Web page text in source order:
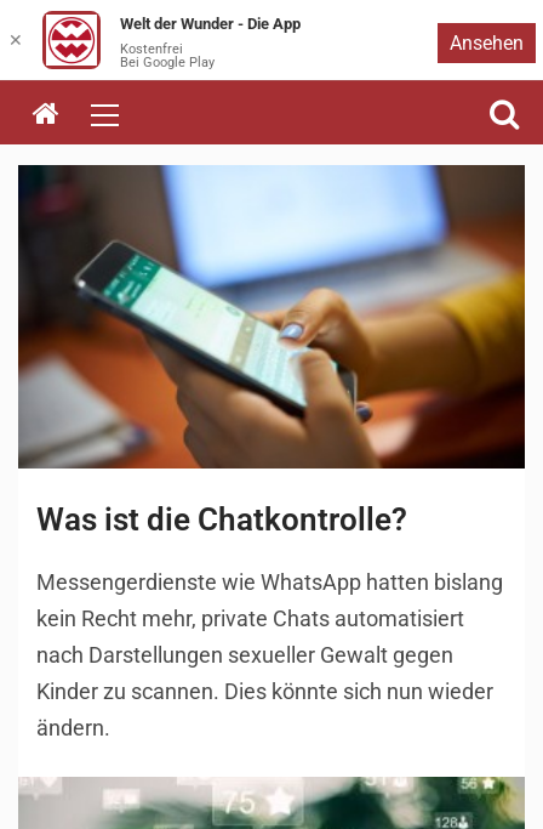
Zum
Inhalt
springen
Was ist die Chatkontrolle?
Messengerdienste wie WhatsApp hatten bislang
kein Recht mehr, private Chats automatisiert
nach Darstellungen sexueller Gewalt gegen
Kinder zu scannen. Dies könnte sich nun wieder
ändern.
✕
Welt der Wunder - Die App
Kostenfrei
Bei Google Play
Ansehen